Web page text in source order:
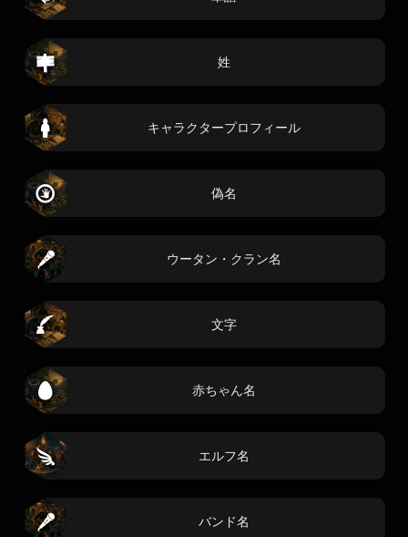
姓
キャラクタープロフィール
偽名
ウータン・クラン名
文字
赤ちゃん名
エルフ名
バンド名